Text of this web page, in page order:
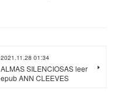
2021.11.28 01:34
ALMAS SILENCIOSAS leer
epub ANN CLEEVES